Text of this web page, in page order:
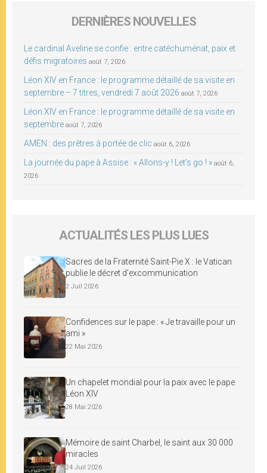
DERNIÈRES NOUVELLES
Le cardinal Aveline se confie : entre catéchuménat, paix et
défis migratoires août 7, 2026
Léon XIV en France : le programme détaillé de sa visite en
septembre – 7 titres, vendredi 7 août 2026 août 7, 2026
Léon XIV en France : le programme détaillé de sa visite en
septembre août 7, 2026
AMEN : des prêtres à portée de clic août 6, 2026
La journée du pape à Assise : « Allons-y ! Let’s go ! » août 6,
2026
ACTUALITÉS LES PLUS LUES
Sacres de la Fraternité Saint-Pie X : le Vatican
publie le décret d’excommunication
2 Juil 2026
Confidences sur le pape : « Je travaille pour un
ami »
22 Mai 2026
Un chapelet mondial pour la paix avec le pape
Léon XIV
28 Mai 2026
Mémoire de saint Charbel, le saint aux 30 000
miracles
24 Juil 2026